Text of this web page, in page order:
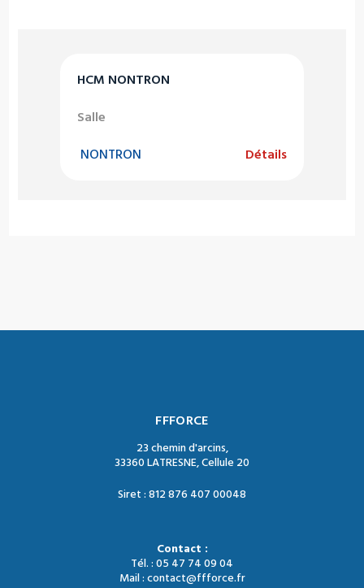
HCM NONTRON
Salle
NONTRON Détails
FFFORCE
23 chemin d'arcins,
33360 LATRESNE, Cellule 20
Siret : 812 876 407 00048
Contact :
Tél. : 05 47 74 09 04
Mail : contact@ffforce.fr